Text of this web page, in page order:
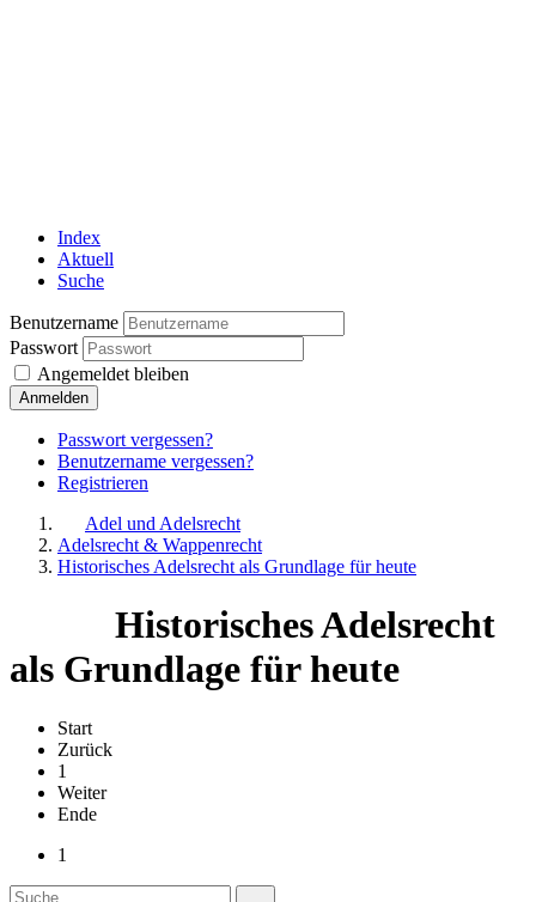
Index
Aktuell
Suche
Benutzername
Passwort
Angemeldet bleiben
Anmelden
Passwort vergessen?
Benutzername vergessen?
Registrieren
Adel und Adelsrecht
Adelsrecht & Wappenrecht
Historisches Adelsrecht als Grundlage für heute
Historisches Adelsrecht
als Grundlage für heute
Start
Zurück
1
Weiter
Ende
1